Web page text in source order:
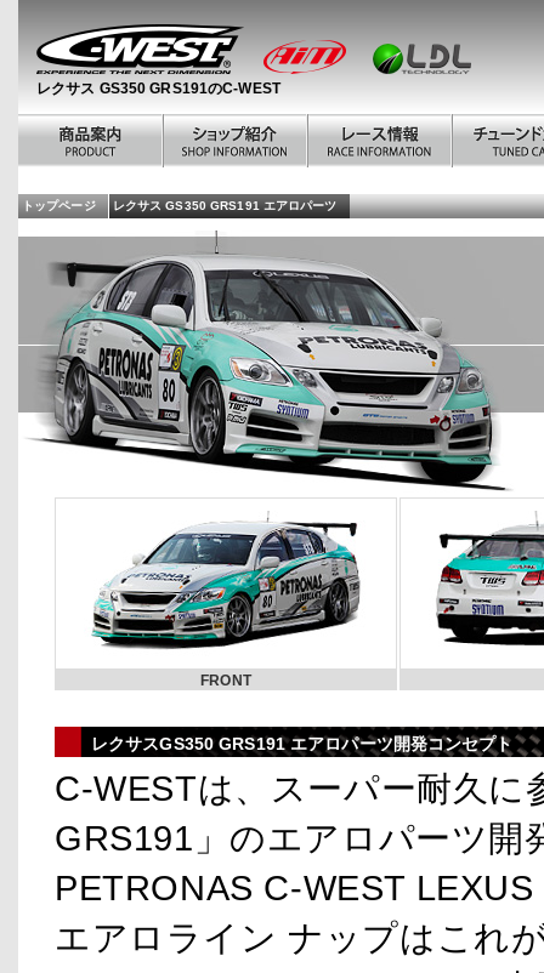
レクサス GS350 GRS191のC-WEST
トップページ レクサス GS350 GRS191 エアロパーツ
FRONT
レクサスGS350 GRS191 エアロパーツ開発コンセプト
C-WESTは、スーパー耐久に
GRS191」のエアロパーツ開
PETRONAS C-WEST
エアロライン ナップはこれ